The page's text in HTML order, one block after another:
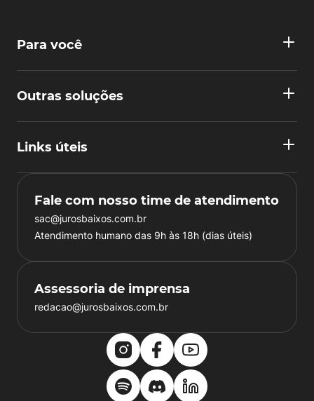
Para você
Outras soluções
Links úteis
Fale com nosso time de atendimento
sac@jurosbaixos.com.br
Atendimento humano das 9h às 18h (dias úteis)
Assessoria de imprensa
redacao@jurosbaixos.com.br